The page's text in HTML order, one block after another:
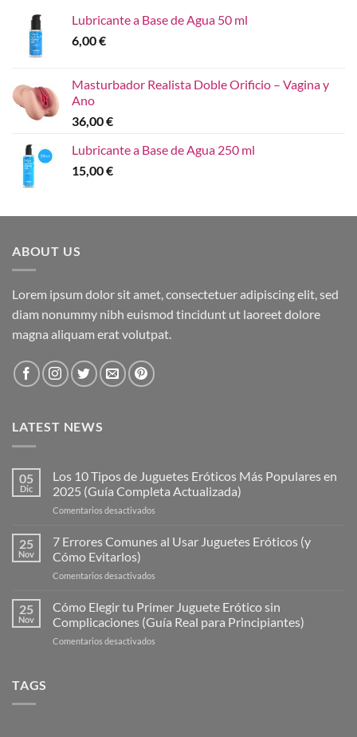
Lubricante a Base de Agua 50 ml
6,00€
Masturbador Realista Doble Orificio – Vagina y
Ano
36,00€
Lubricante a Base de Agua 250 ml
15,00€
ABOUT US
Lorem ipsum dolor sit amet, consectetuer adipiscing elit, sed
diam nonummy nibh euismod tincidunt ut laoreet dolore
magna aliquam erat volutpat.
LATEST NEWS
05
Dic
Los 10 Tipos de Juguetes Eróticos Más Populares en
2025 (Guía Completa Actualizada)
Comentarios desactivados
Tipos
Más
Populares
25
Nov
7 Errores Comunes al Usar Juguetes Eróticos (y
Cómo Evitarlos)
Comentarios desactivados
Errores
Comunes
al
25
Nov
Cómo Elegir tu Primer Juguete Erótico sin
Complicaciones (Guía Real para Principiantes)
Comentarios desactivados
TAGS